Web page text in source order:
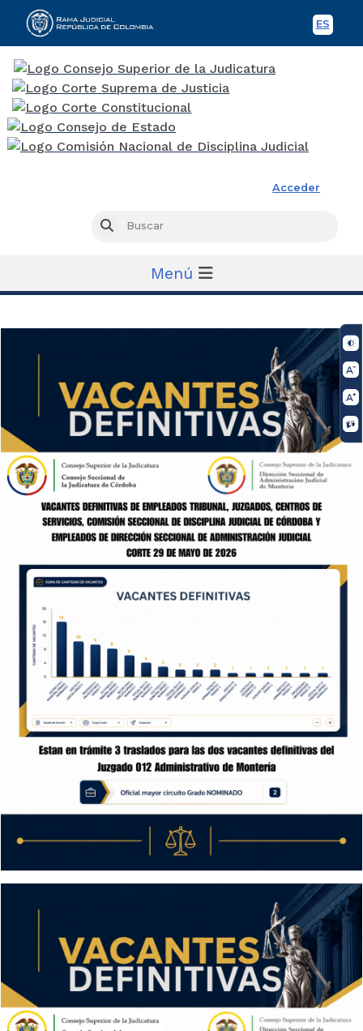
ES
Acceder
Buscar
Menú